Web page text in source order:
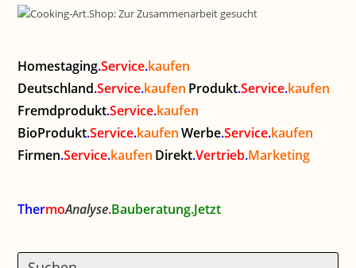
Homestaging.Service.kaufen
Deutschland.Service.kaufen Produkt.Service.kaufen
Fremdprodukt.Service.kaufen
BioProdukt.Service.kaufen Werbe.Service.kaufen
Firmen.Service.kaufen Direkt.Vertrieb.Marketing
ThermoAnalyse.Bauberatung.Jetzt